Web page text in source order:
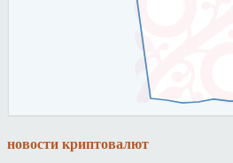
новости криптовалют